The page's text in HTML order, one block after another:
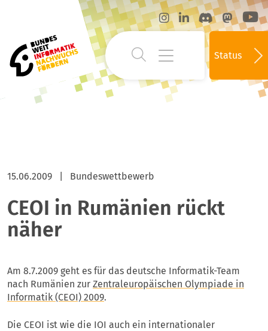
Status
15.06.2009 Bundeswettbewerb
CEOI in Rumänien rückt
näher
Am 8.7.2009 geht es für das deutsche Informatik-Team
nach Rumänien zur Zentraleuropäischen Olympiade in
Informatik (CEOI) 2009.
Die CEOI ist wie die IOI auch ein internationaler